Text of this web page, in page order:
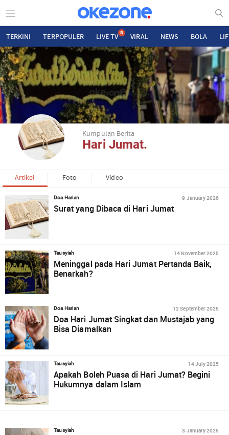
TERKINI TERPOPULER LIVE TV N VIRAL NEWS BOLA
Kumpulan Berita
Hari Jumat.
Artikel Foto Video
Doa Harian 9 January 2026
Surat yang Dibaca di Hari Jumat
Tausyiah 14 November 2025
Meninggal pada Hari Jumat Pertanda Baik,
Benarkah?
Doa Harian 12 September 2025
Doa Hari Jumat Singkat dan Mustajab yang
Bisa Diamalkan
Tausyiah 14 July 2025
Apakah Boleh Puasa di Hari Jumat? Begini
Hukumnya dalam Islam
Tausyiah 3 January 2025